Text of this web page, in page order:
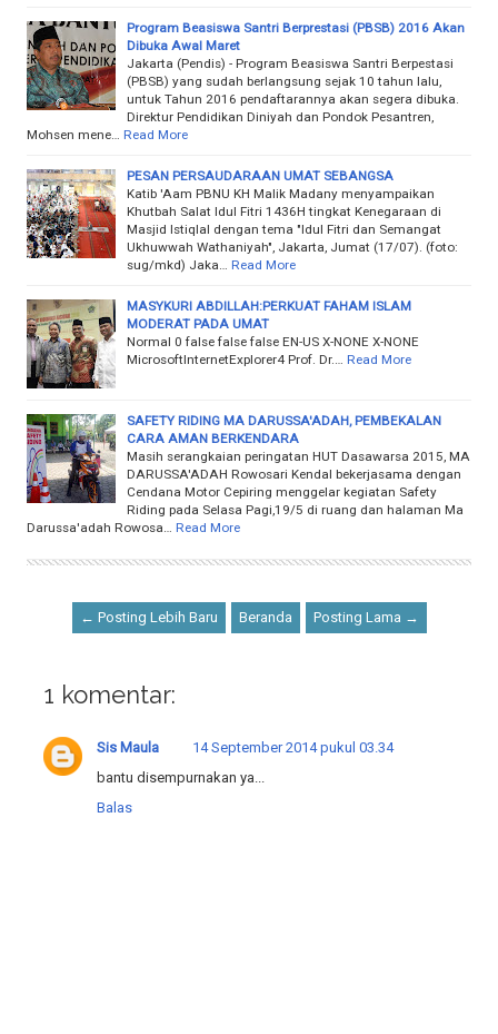
Program Beasiswa Santri Berprestasi (PBSB) 2016 Akan
Dibuka Awal Maret
Jakarta (Pendis) - Program Beasiswa Santri Berpestasi
(PBSB) yang sudah berlangsung sejak 10 tahun lalu,
untuk Tahun 2016 pendaftarannya akan segera dibuka.
Direktur Pendidikan Diniyah dan Pondok Pesantren,
Mohsen mene…
Read More
PESAN PERSAUDARAAN UMAT SEBANGSA
Katib 'Aam PBNU KH Malik Madany menyampaikan
Khutbah Salat Idul Fitri 1436H tingkat Kenegaraan di
Masjid Istiqlal dengan tema "Idul Fitri dan Semangat
Ukhuwwah Wathaniyah", Jakarta, Jumat (17/07). (foto:
sug/mkd) Jaka…
Read More
MASYKURI ABDILLAH:PERKUAT FAHAM ISLAM
MODERAT PADA UMAT
Normal 0 false false false EN-US X-NONE X-NONE
MicrosoftInternetExplorer4 Prof. Dr.…
Read More
SAFETY RIDING MA DARUSSA'ADAH, PEMBEKALAN
CARA AMAN BERKENDARA
Masih serangkaian peringatan HUT Dasawarsa 2015, MA
DARUSSA'ADAH Rowosari Kendal bekerjasama dengan
Cendana Motor Cepiring menggelar kegiatan Safety
Riding pada Selasa Pagi,19/5 di ruang dan halaman Ma
Darussa'adah Rowosa…
Read More
← Posting Lebih Baru Beranda Posting Lama →
1 komentar:
Sis Maula
14 September 2014 pukul 03.34
bantu disempurnakan ya...
Balas